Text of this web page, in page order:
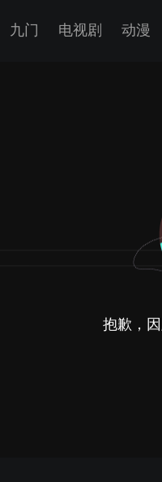
九门 电视剧 动漫
抱歉，